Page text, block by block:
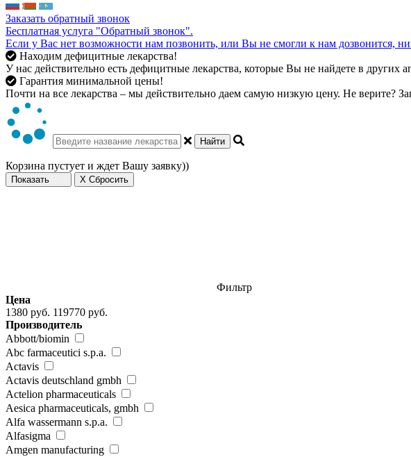
Заказать обратный звонок
Бесплатная услуга "Обратный звонок".
Если у Вас нет возможности нам позвонить, или Вы не смогли к нам дозвонится,
Находим дефицитные лекарства!
У нас действительно есть дефицитные лекарства, которые Вы не найдете в других
Гарантия минимальной цены!
Почти на все лекарства – мы действительно даем самую низкую цену. Не верите?
Найти
Корзина пустует и ждет Вашу заявку))
Показать X Сбросить
Фильтр
Цена
1380 руб. 119770 руб.
Производитель
Abbott/biomin
Abc farmaceutici s.p.a.
Actavis
Actavis deutschland gmbh
Actelion pharmaceuticals
Aesica pharmaceuticals, gmbh
Alfa wassermann s.p.a.
Alfasigma
Amgen manufacturing